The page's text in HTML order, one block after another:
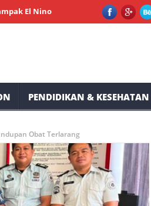
Peserta Membludak, Milenial
PENDIDIKAN & KESEHATAN
Obat Terlarang